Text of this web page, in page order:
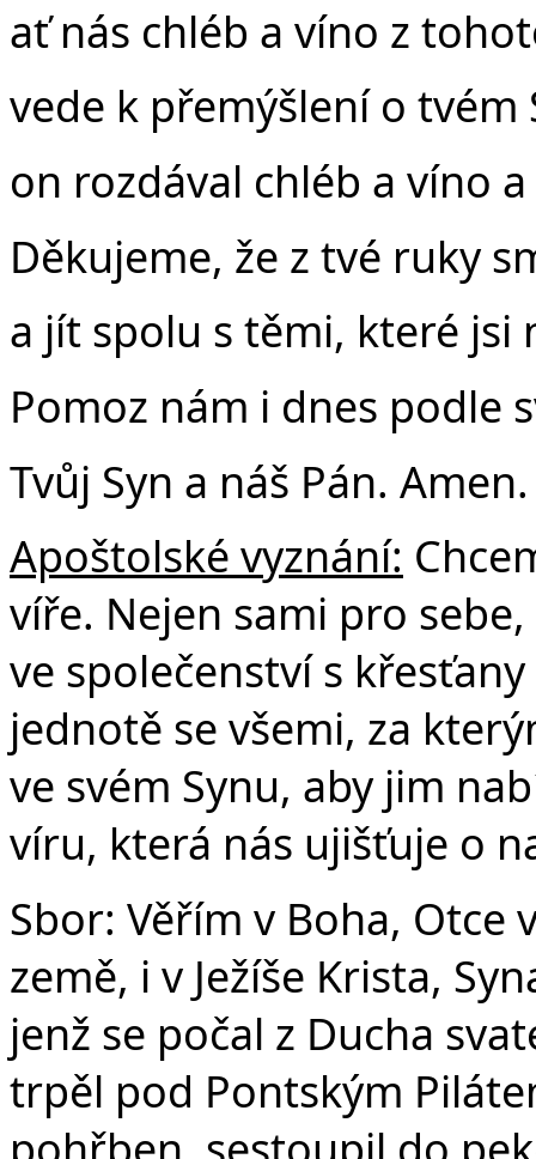
ať nás chléb a víno z
vede k přemýšlení o tvém
on rozdával chléb a víno
Děkujeme, že z tvé ruky
a jít spolu s těmi, které jsi
Pomoz nám i dnes podle
Tvůj Syn a náš Pán. Amen.
Apoštolské vyznání:
víře. Nejen sami pro
ve společenství s
jednotě se všemi, za
ve svém Synu, aby jim
víru, která nás ujišťuje o
Sbor: Věřím v Boha,
země, i v Ježíše Krista,
jenž se počal z Ducha
trpěl pod Pontským